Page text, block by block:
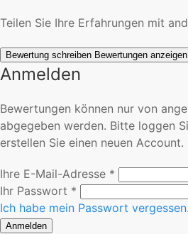
Teilen Sie Ihre Erfahrungen mit
Bewertung schreiben Bewertungen anzeigen
Anmelden
Bewertungen können nur von
abgegeben werden. Bitte loggen
erstellen Sie einen neuen Account.
Ihre E-Mail-Adresse *
Ihr Passwort *
Ich habe mein Passwort vergessen.
Anmelden